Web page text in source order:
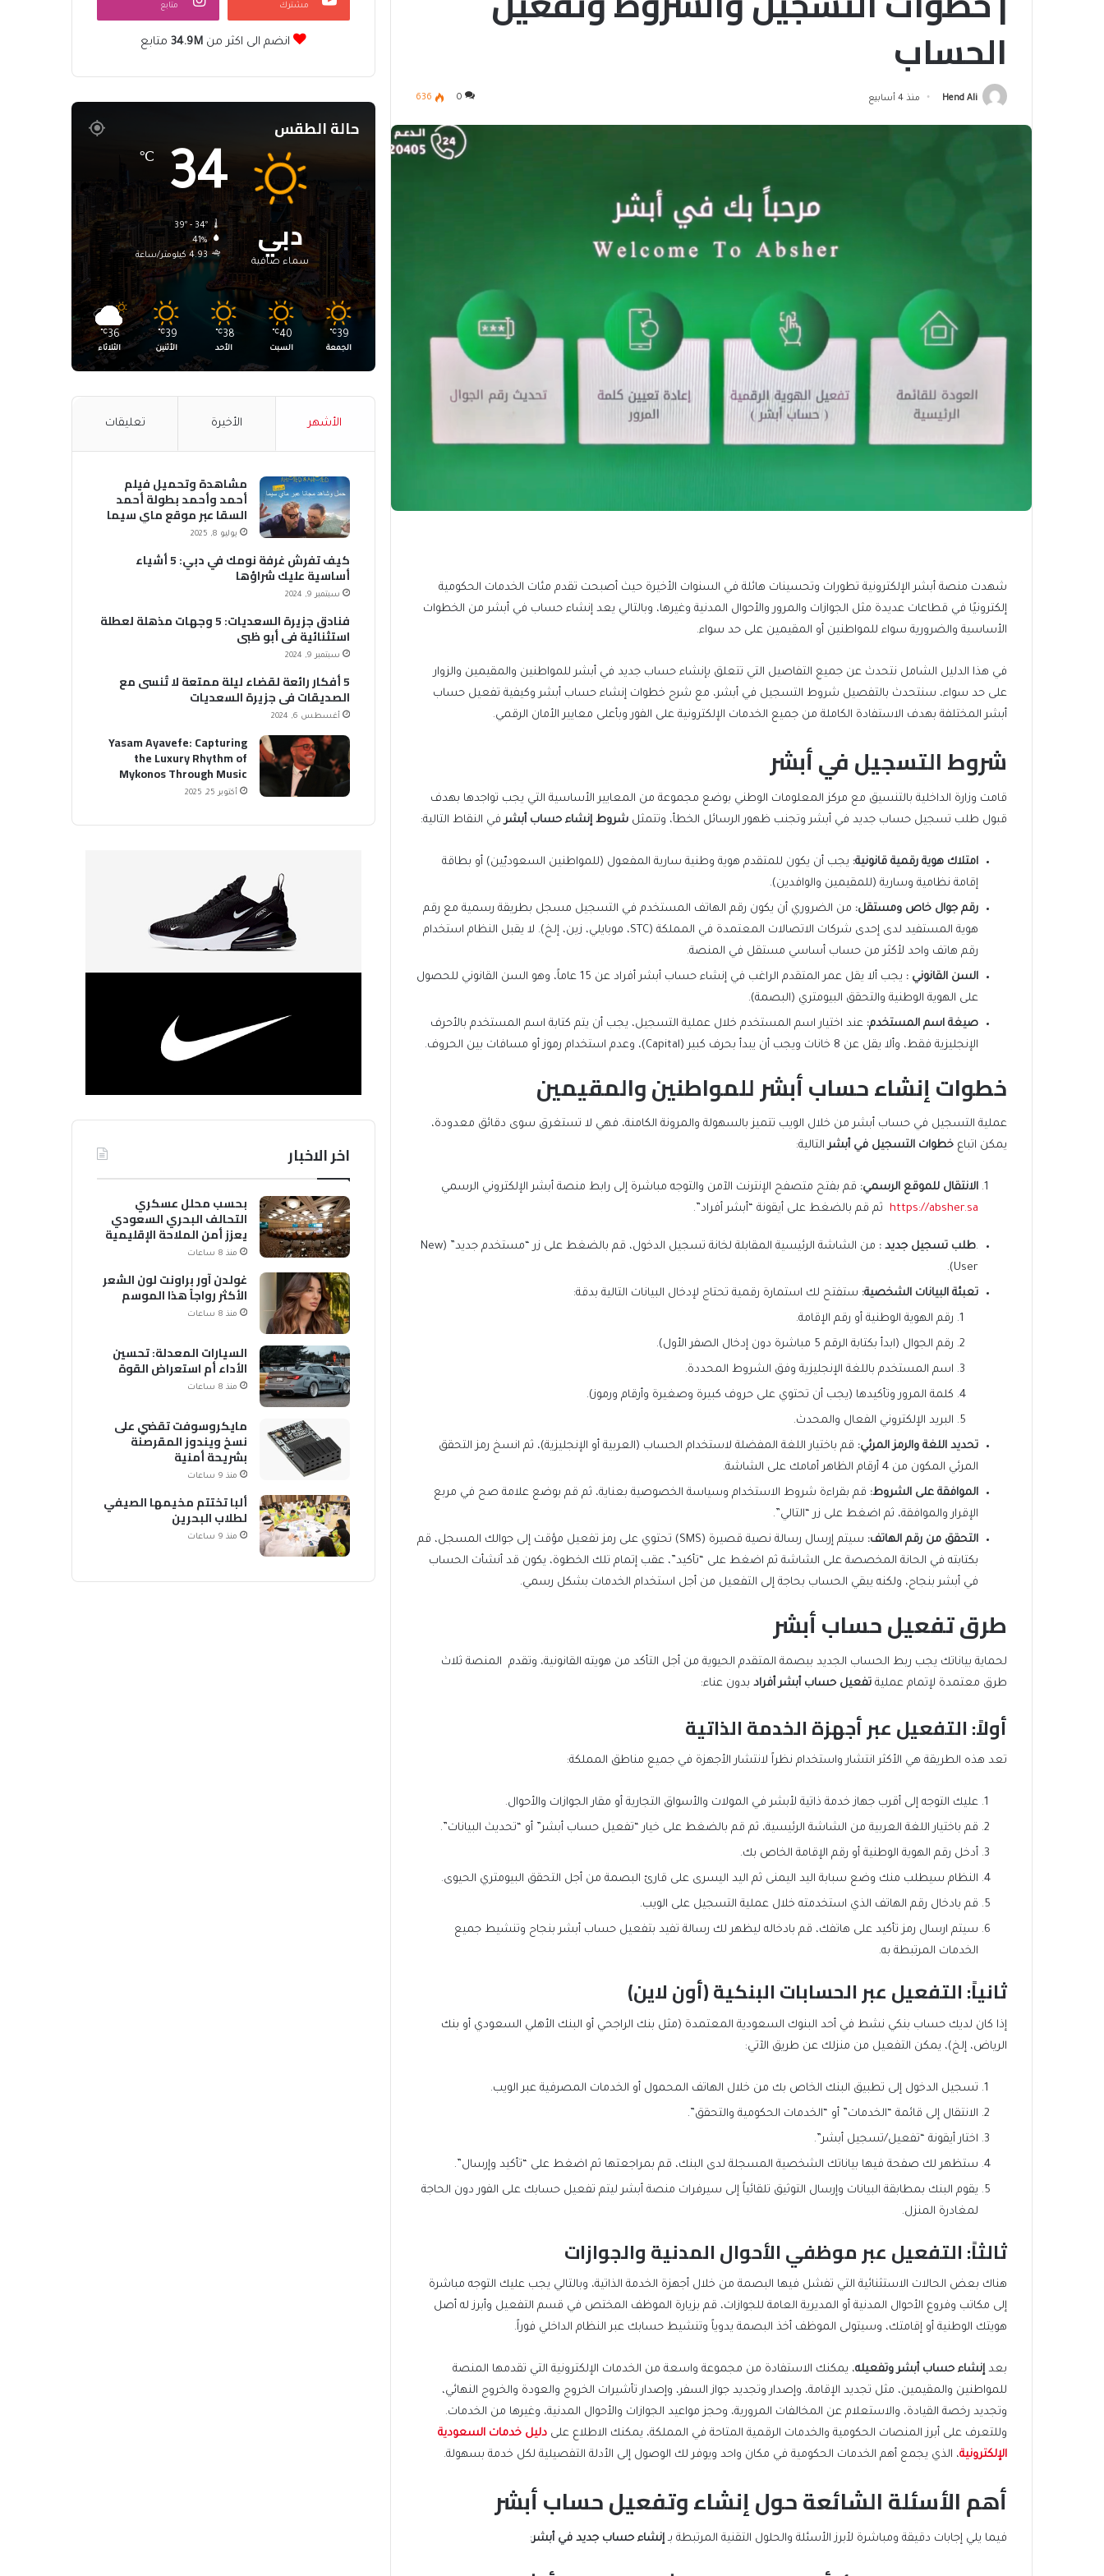
الحساب
Hend Ali منذ 4 أسابيع 0
636
شهدت منصة أبشر الإلكترونية تطورات وتحسينات هائلة في السنوات الأخيرة حيث أصبحت تقدم مئات الخدمات الحكومية
إلكترونيًا في قطاعات عديدة مثل الجوازات والمرور والأحوال المدنية وغيرها، وبالتالي يعد إنشاء حساب في أبشر من الخطوات
الأساسية والضرورية سواء للمواطنين أو المقيمين على حد سواء.
في هذا الدليل الشامل نتحدث عن جميع التفاصيل التي تتعلق بإنشاء حساب جديد في أبشر للمواطنين والمقيمين والزوار
على حد سواء، سنتحدث بالتفصيل شروط التسجيل في أبشر، مع شرح خطوات إنشاء حساب أبشر وكيفية تفعيل حساب
أبشر المختلفة بهدف الاستفادة الكاملة من جميع الخدمات الإلكترونية على الفور وبأعلى معايير الأمان الرقمي.
شروط التسجيل في أبشر
قامت وزارة الداخلية بالتنسيق مع مركز المعلومات الوطني بوضع مجموعة من المعايير الأساسية التي يجب تواجدها بهدف
قبول طلب تسجيل حساب جديد في أبشر وتجنب ظهور الرسائل الخطأ، وتتمثل شروط إنشاء حساب أبشر في النقاط التالية:
امتلاك هوية رقمية قانونية: يجب أن يكون للمتقدم هوية وطنية سارية المفعول (للمواطنين السعوديّين) أو بطاقة
إقامة نظامية وسارية (للمقيمين والوافدين).
رقم جوال خاص ومستقل: من الضروري أن يكون رقم الهاتف المستخدم في التسجيل مسجل بطريقة رسمية مع رقم
هوية المستفيد لدى إحدى شركات الاتصالات المعتمدة في المملكة (STC، موبايلي، زين، إلخ). لا يقبل النظام استخدام
رقم هاتف واحد لأكثر من حساب أساسي مستقل في المنصة.
السن القانوني :
يجب ألا يقل عمر المتقدم الراغب في إنشاء حساب أبشر أفراد عن 15 عاماً، وهو السن القانوني للحصول
على الهوية الوطنية والتحقق البيومتري (البصمة).
صيغة اسم المستخدم: عند اختيار اسم المستخدم خلال عملية التسجيل، يجب أن يتم كتابة اسم المستخدم بالأحرف
الإنجليزية فقط، وألا يقل عن 8 خانات ويجب أن يبدأ بحرف كبير (Capital)، وعدم استخدام رموز أو مسافات بين الحروف.
خطوات إنشاء حساب أبشر للمواطنين والمقيمين
عملية التسجيل في حساب أبشر من خلال الويب تتميز بالسهولة والمرونة الكامنة، فهي لا تستغرق سوى دقائق معدودة،
يمكن اتباع خطوات التسجيل في أبشرالتالية:
الانتقال للموقع الرسمي: قم بفتح متصفح الإنترنت الآمن والتوجه مباشرة إلى رابط منصة أبشر الإلكتروني الرسمي
https://absher.sa ثم قم بالضغط على أيقونة “أبشر أفراد”.
.طلب تسجيل جديد :
من الشاشة الرئيسية المقابلة لخانة تسجيل الدخول، قم بالضغط على زر “مستخدم جديد” (New
User).
تعبئة البيانات الشخصية: ستفتح لك استمارة رقمية تحتاج لإدخال البيانات التالية بدقة:
رقم الهوية الوطنية أو رقم الإقامة.
رقم الجوال (ابدأ بكتابة الرقم 5 مباشرة دون إدخال الصفر الأول).
اسم المستخدم باللغة الإنجليزية وفق الشروط المحددة.
كلمة المرور وتأكيدها (يجب أن تحتوي على حروف كبيرة وصغيرة وأرقام ورموز).
البريد الإلكتروني الفعال والمحدث.
تحديد اللغة والرمز المرئي: قم باختيار اللغة المفضلة لاستخدام الحساب (العربية أو الإنجليزية)، ثم انسخ رمز التحقق
المرئي المكون من 4 أرقام الظاهر أمامك على الشاشة.
الموافقة على الشروط: قم بقراءة شروط الاستخدام وسياسة الخصوصية بعناية، ثم قم بوضع علامة صح في مربع
الإقرار والموافقة، ثم اضغط على زر “التالي”.
التحقق من رقم الهاتف:
سيتم إرسال رسالة نصية قصيرة (SMS) تحتوي على رمز تفعيل مؤقت إلى جوالك المسجل، قم
بكتابته في الحانة المخصصة على الشاشة ثم اضغط على “تأكيد”، عقب إتمام تلك الخطوة، يكون قد أنشأت الحساب
في أبشر بنجاح، ولكنه يبقي الحساب بحاجة إلى التفعيل من أجل استخدام الخدمات بشكل رسمي.
طرق تفعيل حساب أبشر
لحماية بياناتك يجب ربط الحساب الجديد ببصمة المتقدم الحيوية من أجل التأكد من هويته القانونية، وتقدم المنصة ثلاث
طرق معتمدة لإتمام عملية تفعيل حساب أبشر أفراد بدون عناء:
أولاً: التفعيل عبر أجهزة الخدمة الذاتية
تعد هذه الطريقة هي الأكثر انتشار واستخدام نظراً لانتشار الأجهزة في جميع مناطق المملكة:
عليك التوجه إلى أقرب جهاز خدمة ذاتية لأبشر في المولات والأسواق التجارية أو مقار الجوازات والأحوال.
قم باختيار اللغة العربية من الشاشة الرئيسية، ثم قم بالضغط على خيار “تفعيل حساب أبشر” أو “تحديث البيانات”.
أدخل رقم الهوية الوطنية أو رقم الإقامة الخاص بك.
النظام سيطلب منك وضع سبابة اليد اليمنى ثم اليد اليسرى على قارئ البصمة من أجل التحقق البيومتري الحيوى.
قم بادخال رقم الهاتف الذي استخدمته خلال عملية التسجيل على الويب.
سيتم ارسال رمز تأكيد على هاتفك، قم بادخاله ليظهر لك رسالة تفيد بتفعيل حساب أبشر بنجاح وتنشيط جميع
الخدمات المرتبطة به.
ثانياً: التفعيل عبر الحسابات البنكية (أون لاين)
إذا كان لديك حساب بنكي نشط في أحد البنوك السعودية المعتمدة (مثل بنك الراجحي أو البنك الأهلي السعودي أو بنك
الرياض، إلخ)، يمكن التفعيل من منزلك عن طريق الآتي:
تسجيل الدخول إلى تطبيق البنك الخاص بك من خلال الهاتف المحمول أو الخدمات المصرفية عبر الويب.
الانتقال إلى قائمة “الخدمات” أو “الخدمات الحكومية والتحقق”.
اختار أيقونة “تفعيل/تسجيل أبشر”.
ستظهر لك صفحة فيها بياناتك الشخصية المسجلة لدى البنك، قم بمراجعتها ثم اضغط على “تأكيد وإرسال”.
يقوم البنك بمطابقة البيانات وإرسال التوثيق تلقائياً إلى سيرفرات منصة أبشر ليتم تفعيل حسابك على الفور دون الحاجة
لمغادرة المنزل.
ثالثاً: التفعيل عبر موظفي الأحوال المدنية والجوازات
هناك بعض الحالات الاستثنائية التي تفشل فيها البصمة من خلال أجهزة الخدمة الذاتية، وبالتالي يجب عليك التوجه مباشرة
إلى مكاتب وفروع الأحوال المدنية أو المديرية العامة للجوازات، قم بزيارة الموظف المختص في قسم التفعيل وأبرز له أصل
هويتك الوطنية أو إقامتك، وسيتولى الموظف أخذ البصمة يدوياً وتنشيط حسابك عبر النظام الداخلي فوراً.
بعد إنشاء حساب أبشر وتفعيله، يمكنك الاستفادة من مجموعة واسعة من الخدمات الإلكترونية التي تقدمها المنصة
للمواطنين والمقيمين، مثل تجديد الإقامة، وإصدار وتجديد جواز السفر، وإصدار تأشيرات الخروج والعودة والخروج النهائي،
وتجديد رخصة القيادة، والاستعلام عن المخالفات المرورية، وحجز مواعيد الجوازات والأحوال المدنية، وغيرها من الخدمات.
وللتعرف على أبرز المنصات الحكومية والخدمات الرقمية المتاحة في المملكة، يمكنك الاطلاع على دليل خدمات السعودية
الإلكترونية، الذي يجمع أهم الخدمات الحكومية في مكان واحد ويوفر لك الوصول إلى الأدلة التفصيلية لكل خدمة بسهولة.
أهم الأسئلة الشائعة حول إنشاء وتفعيل حساب أبشر
فيما يلي إجابات دقيقة ومباشرة لأبرز الأسئلة والحلول التقنية المرتبطة بـ إنشاء حساب جديد في أبشر:
مشترك متابع
انضم الى اكثر من34.9M متابع
حالة الطقس
دبي
سماء صافية
34
℃
39º - 34º
41%
4.93 كيلومتر/ساعة
39
℃
الجمعة
40
℃
السبت
38
℃
الأحد
39
℃
الأثنين
36
℃
الثلاثاء
الأشهر الأخيرة تعليقات
مشاهدة وتحميل فيلم
أحمد وأحمد بطولة أحمد
السقا عبر موقع ماي سيما
MyCima (وي سيما WeCima)
يوليو 8, 2025
كيف تفرش غرفة نومك في دبي: 5 أشياء
أساسية عليك شراؤها
سبتمبر 9, 2024
فنادق جزيرة السعديات: 5 وجهات مذهلة لعطلة
استثنائية في أبو ظبي
سبتمبر 9, 2024
5 أفكار رائعة لقضاء ليلة ممتعة لا تُنسى مع
الصديقات في جزيرة السعديات
أغسطس 6, 2024
Yasam Ayavefe: Capturing
the Luxury Rhythm of
Mykonos Through Music
أكتوبر 25, 2025
اخر الاخبار
بحسب محلل عسكري
التحالف البحري السعودي
يعزز أمن الملاحة الإقليمية
والدولية
منذ 8 ساعات
غولدن آور براونت لون الشعر
الأكثر رواجاً هذا الموسم
منذ 8 ساعات
السيارات المعدلة: تحسين
الأداء أم استعراض القوة
منذ 8 ساعات
مايكروسوفت تقضي على
نسخ ويندوز المقرصنة
بشريحة أمنية
منذ 9 ساعات
ألبا تختتم مخيمها الصيفي
لطلاب البحرين
منذ 9 ساعات